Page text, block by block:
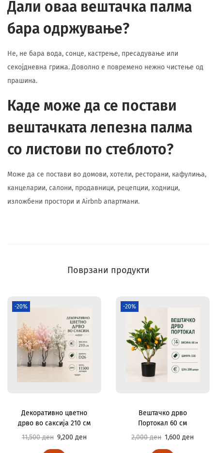
Дали оваа вештачка палма
бара одржување?
Не, не бара вода, сонце, кастрење, пресадување или
секојдневна грижа. Доволно е повремено нежно чистење од
прашина.
Каде може да се постави
вештачката лепезна палма
со листови по стеблото?
Може да се постави во домови, хотели, ресторани, кафулиња,
канцеларии, салони, продавници, рецепции, ходници,
изложбени простори и Airbnb апартмани.
Поврзани продукти
-20%
Декоративно цветно
дрво во саксија 210 см
11,500ден 9,200 ден
-20%
Вештачко дрво
Портокал 60 см
2,000ден 1,600ден